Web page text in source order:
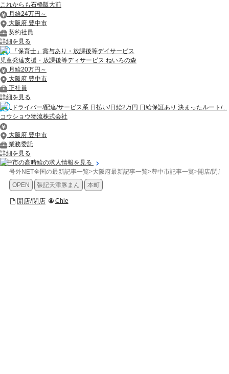
これからも石橋阪大前
月給24万円～
大阪府 豊中市
契約社員
詳細を見る
「保育士」賞与あり・放課後等デイサービス
児童発達支援・放課後等ディサービス ねいろの森
月給20万円～
大阪府 豊中市
正社員
詳細を見る
ドライバー/配達/サービス系 日払い/日給2万円 日給保証あり 決まったルート/...
コウショウ物流株式会社
大阪府 豊中市
業務委託
詳細を見る
豊中市の高時給の求人情報を見る
号外NET全国の最新記事一覧>大阪府最新記事一覧>豊中市記事一覧>開店/閉店
OPEN
張記天津豚まん 本町
開店/閉店 Chie